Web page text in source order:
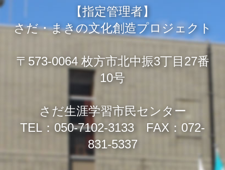
【指定管理者】
さだ・まきの文化創造プロジェクト
〒573-0064 枚方市北中振3丁目27番
10号
さだ生涯学習市民センター
TEL：050-7102-3133 FAX：072-
831-5337